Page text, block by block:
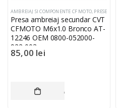
AMBREIAJ SI COMPONENTE CF MOTO, PRESE
Presa ambreiaj secundar CVT
CFMOTO M6x1.0 Bronco AT-
12246 OEM 0800-052000-
922-003
85,00 lei
ADAUGĂ ÎN COȘ